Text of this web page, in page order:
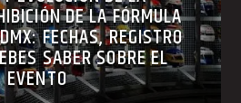
DE LA FÓRMULA
FECHAS, REGISTRO
SABER SOBRE EL
EVENTO